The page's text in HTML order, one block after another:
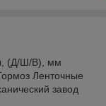
(Д/Ш/В), мм
Ленточные
завод